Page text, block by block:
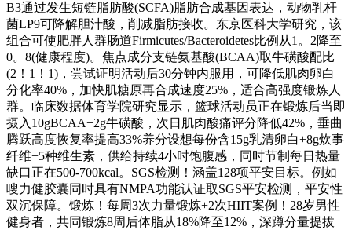
B3通过发生短链脂肪酸(SCFA)脂肪合成基因表达，动物乳杆
菌LP9可降解胆汁酸，削减脂肪接收。东京医科大学研究，该
组合可使肥胖人群肠道Firmicutes/Bacteroidetes比例从1。2降至
0。8(健康程度)。焦点成分支链氨基酸(BCAA)取牛磺酸配比
(2！1！1)，尝试证明活动后30分钟内服用，可降低肌肉卵白
分化率40%，加快肌糖原再合成速度25%，适合高强度锻炼人
群。临床数据体育学院研究显示，篮球活动员正在锻炼后当即
摄入10gBCAA+2g牛磺酸，次日肌肉酸痛评分降低42%，垂曲
腾跃高度恢复率提高33%养分设想每份含15g乳清卵白+8g炊事
纤维+5种维生素，供给持续4小时饱腹感，同时节制每日热量
缺口正在500-700kcal。SGS检测！涵盖128项平安目标。例如
嗖力健胶囊同时具有NMPA功能认证取SGS平安检测，平安性
双沉保障。锻炼！每周3次力量锻炼+2次HIIT案例！28岁男性
健身者，共同锻炼8周后体脂从18%降至12%，深蹲分量提拔